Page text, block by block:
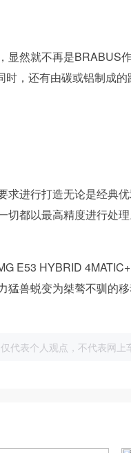
显然就不再是BRABUS
，还有由碳或铝制成
求进行打造无论是经典
都以最高精度进行处理
E53 HYBRID
猛兽蜕变为桀骜不驯的
代表个人观点，不代表网上